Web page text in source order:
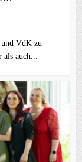
und VdK zu
als auch...